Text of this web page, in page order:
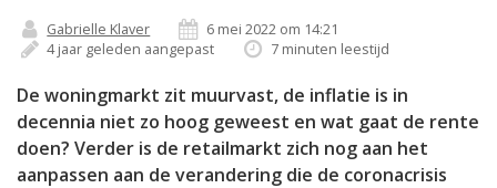
Gabrielle Klaver
6 mei 2022 om 14:21
4 jaar geleden aangepast
7 minuten leestijd
De woningmarkt zit muurvast, de inflatie is in
decennia niet zo hoog geweest en wat gaat de rente
doen? Verder is de retailmarkt zich nog aan het
aanpassen aan de verandering die de coronacrisis